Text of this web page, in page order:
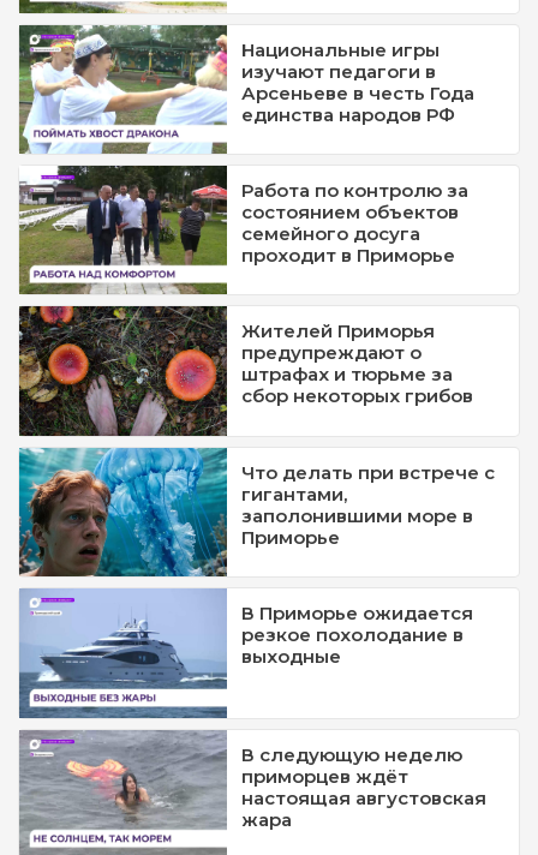
Национальные игры
изучают педагоги в
Арсеньеве в честь Года
единства народов РФ
Работа по контролю за
состоянием объектов
семейного досуга
проходит в Приморье
Жителей Приморья
предупреждают о
штрафах и тюрьме за
сбор некоторых грибов
Что делать при встрече с
гигантами,
заполонившими море в
Приморье
В Приморье ожидается
резкое похолодание в
выходные
В следующую неделю
приморцев ждёт
настоящая августовская
жара